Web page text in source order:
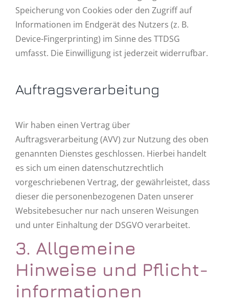
Speicherung von Cookies oder den Zugriff auf
Informationen im Endgerät des Nutzers (z. B.
Device-Fingerprinting) im Sinne des TTDSG
umfasst. Die Einwilligung ist jederzeit widerrufbar.
Auftragsverarbeitung
Wir haben einen Vertrag über
Auftragsverarbeitung (AVV) zur Nutzung des oben
genannten Dienstes geschlossen. Hierbei handelt
es sich um einen datenschutzrechtlich
vorgeschriebenen Vertrag, der gewährleistet, dass
dieser die personenbezogenen Daten unserer
Websitebesucher nur nach unseren Weisungen
und unter Einhaltung der DSGVO verarbeitet.
3. Allgemeine
Hinweise und Pflicht­
informationen